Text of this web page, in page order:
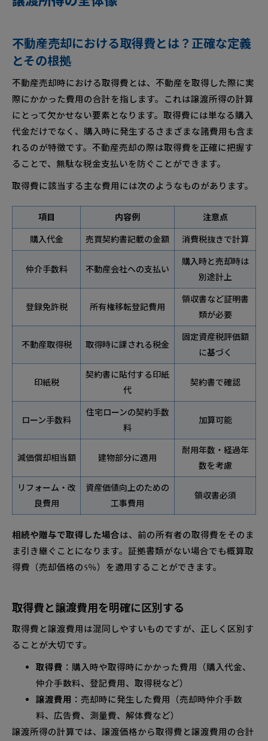
不動産売却における取得費とは？正確な定義
とその根拠
不動産売却時における取得費とは、不動産を取得した際に実
際にかかった費用の合計を指します。これは譲渡所得の計算
にとって欠かせない要素となります。取得費には単なる購入
代金だけでなく、購入時に発生するさまざまな諸費用も含ま
れるのが特徴です。不動産売却の際は取得費を正確に把握す
ることで、無駄な税金支払いを防ぐことができます。
取得費に該当する主な費用には次のようなものがあります。
項目 内容例 注意点
購入代金 売買契約書記載の金額 消費税抜きで計算
仲介手数料 不動産会社への支払い
購入時と売却時は
別途計上
登録免許税 所有権移転登記費用
領収書など証明書
類が必要
不動産取得税 取得時に課される税金
固定資産税評価額
に基づく
印紙税
契約書に貼付する印紙
代
契約書で確認
ローン手数料
住宅ローンの契約手数
料
加算可能
減価償却相当額 建物部分に適用
耐用年数・経過年
数を考慮
リフォーム・改
良費用
資産価値向上のための
工事費用
領収書必須
相続や贈与で取得した場合は、前の所有者の取得費をそのま
ま引き継ぐことになります。証拠書類がない場合でも概算取
得費（売却価格の5％）を適用することができます。
取得費と譲渡費用を明確に区別する
取得費と譲渡費用は混同しやすいものですが、正しく区別す
ることが大切です。
取得費 ：購入時や取得時にかかった費用（購入代金、
仲介手数料、登記費用、取得税など）
譲渡費用 ：売却時に発生した費用（売却時仲介手数
料、広告費、測量費、解体費など）
譲渡所得の計算では、譲渡価格から取得費と譲渡費用の合計